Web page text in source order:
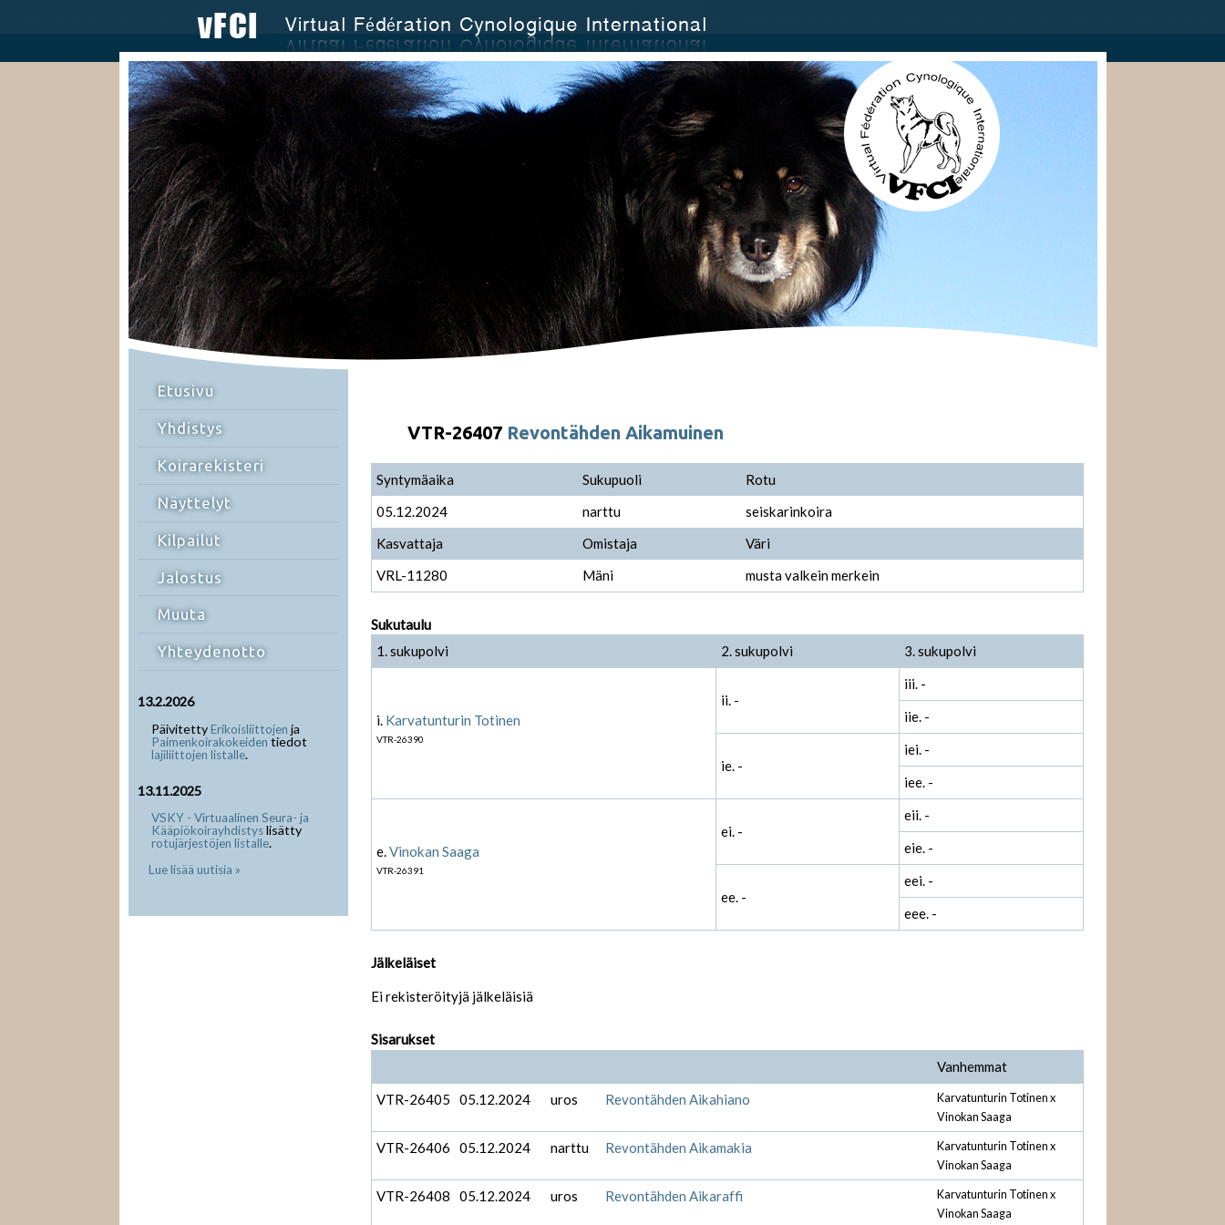
Etusivu
Yhdistys
Koirarekisteri
Näyttelyt
Kilpailut
Jalostus
Muuta
Yhteydenotto
13.2.2026
PäivitettyErikoisliittojen ja
Paimenkoirakokeiden tiedot
lajiliittojen listalle.
13.11.2025
VSKY - Virtuaalinen Seura- ja
Kääpiökoirayhdistyslisätty
rotujärjestöjen listalle.
Lue lisää uutisia »
VTR-26407 Revontähden Aikamuinen
Syntymäaika Sukupuoli
Rotu
05.12.2024
narttu
seiskarinkoira
Kasvattaja
Omistaja
Väri
VRL-11280
Mäni musta valkein merkein
Sukutaulu
1. sukupolvi
2. sukupolvi 3. sukupolvi
i. Karvatunturin Totinen
VTR-26390
ii. -
iii. -
iie. -
ie. -
iei. -
iee. -
e.Vinokan Saaga
VTR-26391
ei. -
eii. -
eie. -
ee. -
eei. -
eee. -
Jälkeläiset
Ei rekisteröityjä jälkeläisiä
Sisarukset
Vanhemmat
VTR-26405
05.12.2024 uros Revontähden Aikahiano
Karvatunturin Totinen x
Vinokan Saaga
VTR-26406 05.12.2024 narttu Revontähden Aikamakia
Karvatunturin Totinen x
Vinokan Saaga
VTR-26408 05.12.2024 uros Revontähden Aikaraffi
Karvatunturin Totinen x
Vinokan Saaga